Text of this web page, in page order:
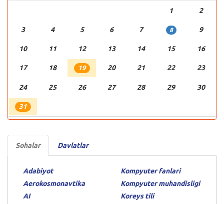
1
2
3 4 5 6 7 8 9
10 11 12 13 14 15 16
17 18 19 20 21 22 23
24 25 26 27 28 29 30
31
Sohalar Davlatlar
Adabiyot
Aerokosmonavtika
AI
Kompyuter fanlari
Kompyuter muhandisligi
Koreys tili